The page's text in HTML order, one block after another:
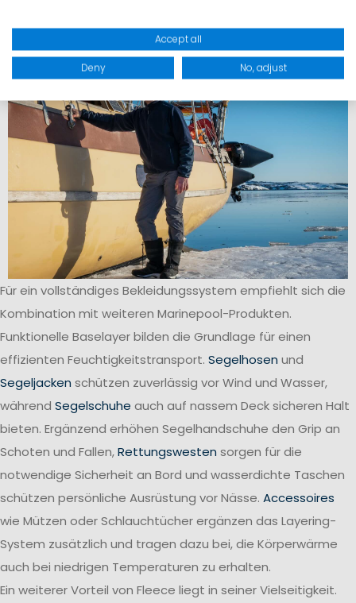
Kältebrücken zwischen Ober- und Unterkörper.
Für ein vollständiges Bekleidungssystem empfiehlt sich die
Kombination mit weiteren Marinepool-Produkten.
Funktionelle Baselayer bilden die Grundlage für einen
effizienten Feuchtigkeitstransport. Segelhosen und
Segeljacken schützen zuverlässig vor Wind und Wasser,
während Segelschuhe auch auf nassem Deck sicheren Halt
bieten. Ergänzend erhöhen Segelhandschuhe den Grip an
Schoten und Fallen,Rettungswesten sorgen für die
notwendige Sicherheit an Bord und wasserdichte Taschen
schützen persönliche Ausrüstung vor Nässe. Accessoires
wie Mützen oder Schlauchtücher ergänzen das Layering-
System zusätzlich und tragen dazu bei, die Körperwärme
auch bei niedrigen Temperaturen zu erhalten.
Ein weiterer Vorteil von Fleece liegt in seiner Vielseitigkeit.
Accept all
Deny No, adjust